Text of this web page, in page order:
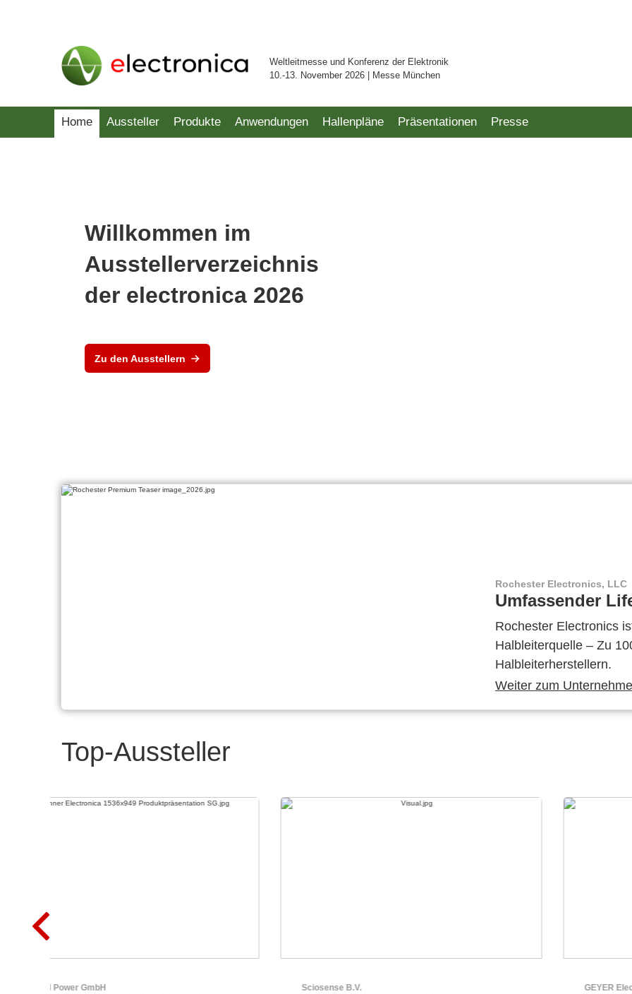
Weltleitmesse und Konferenz der Elektronik
10.-13. November 2026 | Messe München
Home Aussteller Produkte Anwendungen Hallenpläne Präsentationen Presse
Willkommen im
Ausstellerverzeichnis
der electronica 2026
Zu den Ausstellern
Rochester Electronics, LLC
Umfassender
Rochester Electronics
Halbleiterquelle – Zu
Halbleiterherstellern.
Weiter zum
Top-Aussteller
Sciosense B.V.